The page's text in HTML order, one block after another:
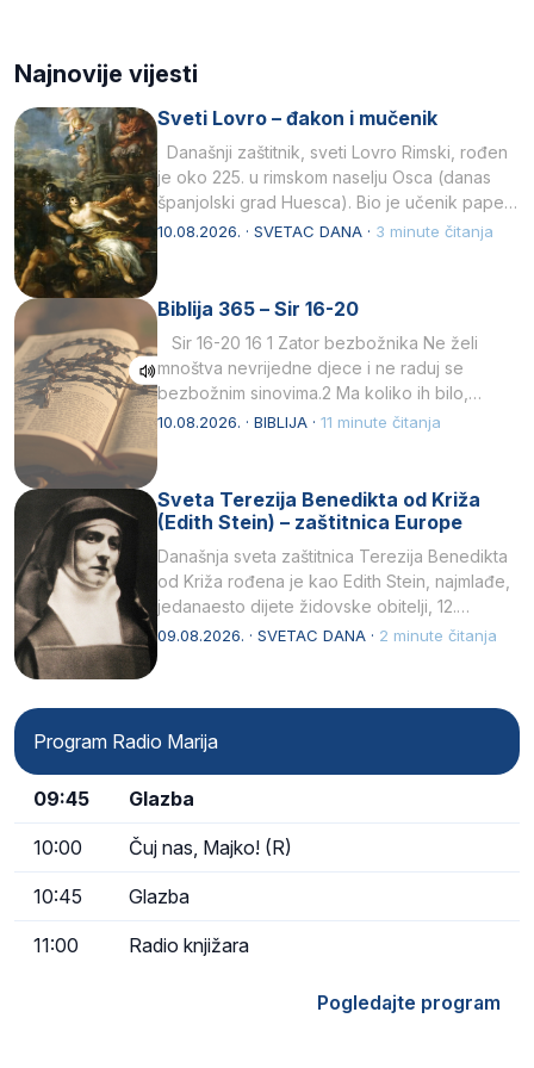
Najnovije vijesti
Sveti Lovro – đakon i mučenik
Današnji zaštitnik, sveti Lovro Rimski, rođen
je oko 225. u rimskom naselju Osca (danas
španjolski grad Huesca). Bio je učenik pape…
10.08.2026. · SVETAC DANA · 3 minute čitanja
Biblija 365 – Sir 16-20
Sir 16-20 16 1 Zator bezbožnika Ne želi
mnoštva nevrijedne djece i ne raduj se
bezbožnim sinovima.2 Ma koliko ih bilo,…
10.08.2026. · BIBLIJA · 11 minute čitanja
Sveta Terezija Benedikta od Križa
(Edith Stein) – zaštitnica Europe
Današnja sveta zaštitnica Terezija Benedikta
od Križa rođena je kao Edith Stein, najmlađe,
jedanaesto dijete židovske obitelji, 12.
listopada 1891, u Wrocławu…
09.08.2026. · SVETAC DANA · 2 minute čitanja
Program Radio Marija
09:45 Glazba
10:00 Čuj nas, Majko! (R)
10:45 Glazba
11:00 Radio knjižara
Pogledajte program